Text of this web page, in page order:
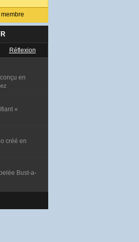
Réflexion
en
«
créé en
Bust-a-